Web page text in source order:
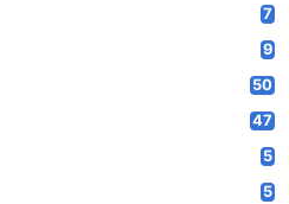
7
9
50
47
5
5